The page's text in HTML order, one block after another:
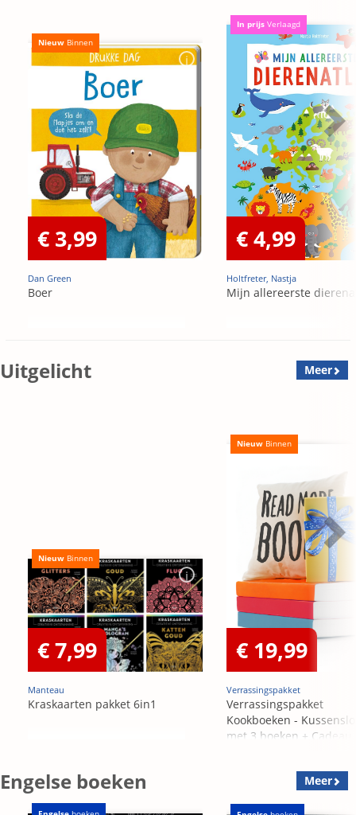
Nieuw Binnen
€ 3,99
Dan Green
Boer
In prijs Verlaagd
€ 4,99
Holtfreter, Nastja
Mijn allereerste
Uitgelicht Meer
Nieuw Binnen
€ 7,99
Manteau
Kraskaarten pakket 6in1
Nieuw Binnen
€ 19,99
Verrassingspakket
Verrassingspakket
Kookboeken -
met 3 boeken + Cadeau
Engelse boeken Meer